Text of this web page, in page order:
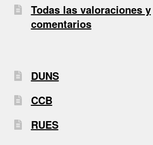
Todas las valoraciones y
comentarios
DUNS
CCB
RUES